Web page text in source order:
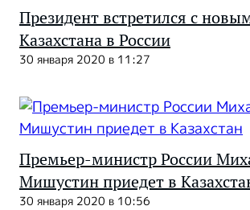
Президент встретился с
Казахстана в России
30 января 2020 в 11:27
Премьер-министр России
Мишустин приедет в
30 января 2020 в 10:56